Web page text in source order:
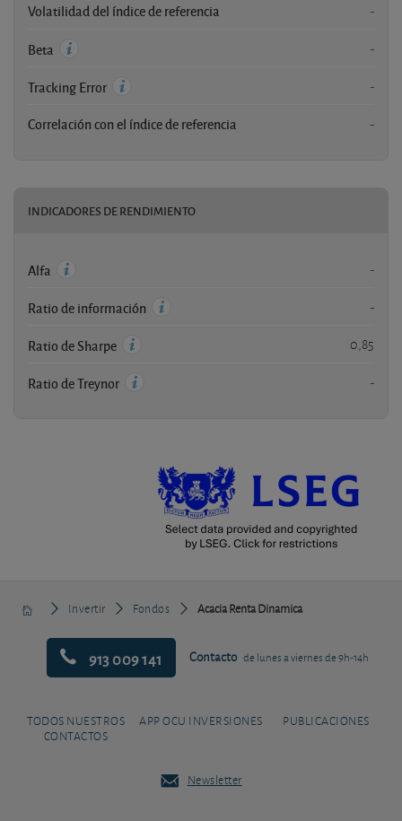
Volatilidad del índice de referencia -
Beta -
Tracking Error -
Correlación con el índice de referencia -
INDICADORES DE RENDIMIENTO
Alfa -
Ratio de información -
Ratio de Sharpe 0,85
Ratio de Treynor -
Invertir Fondos Acacia Renta Dinamica
913 009 141 Contacto de lunes a viernes de 9h-14h
TODOS NUESTROS
CONTACTOS
APP OCU INVERSIONES PUBLICACIONES
Newsletter